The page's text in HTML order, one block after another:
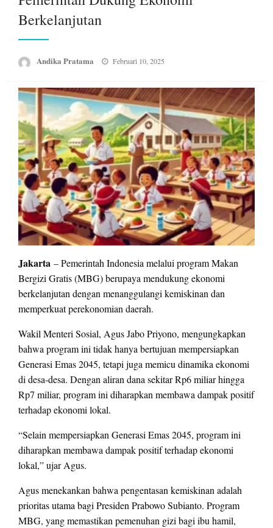
Berkelanjutan
Andika Pratama
Posted
Februari 10, 2025
Jakarta – Pemerintah Indonesia melalui program Makan
Bergizi Gratis (MBG) berupaya mendukung ekonomi
berkelanjutan dengan menanggulangi kemiskinan dan
memperkuat perekonomian daerah.
Wakil Menteri Sosial, Agus Jabo Priyono, mengungkapkan
bahwa program ini tidak hanya bertujuan mempersiapkan
Generasi Emas 2045, tetapi juga memicu dinamika ekonomi
di desa-desa. Dengan aliran dana sekitar Rp6 miliar hingga
Rp7 miliar, program ini diharapkan membawa dampak positif
terhadap ekonomi lokal.
“Selain mempersiapkan Generasi Emas 2045, program ini
diharapkan membawa dampak positif terhadap ekonomi
lokal,” ujar Agus.
Agus menekankan bahwa pengentasan kemiskinan adalah
prioritas utama bagi Presiden Prabowo Subianto. Program
MBG, yang memastikan pemenuhan gizi bagi ibu hamil,